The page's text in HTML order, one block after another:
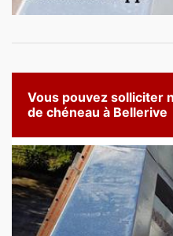
Vous pouvez solliciter
de chéneau à Bellerive